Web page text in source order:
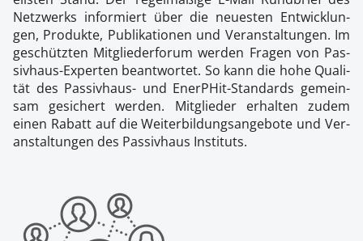
Netz­werks in­for­miert über die neu­es­ten Ent­wick­lun­
gen, Pro­duk­te, Pu­bli­ka­tio­nen und Ver­an­stal­tun­gen. Im
ge­schütz­ten Mit­glie­der­fo­rum wer­den Fra­gen von Pas­
siv­haus-Ex­per­ten be­ant­wor­tet. So kann die ho­he Qua­li­
tät des Pas­siv­haus- und Ener­PHit-Stan­dards ge­mein­
sam ge­si­chert wer­den. Mit­glie­der er­hal­ten zu­dem
einen Ra­batt auf die Wei­ter­bil­dungs­an­ge­bo­te und Ver­
an­stal­tun­gen des Pas­siv­haus In­sti­tu­ts.